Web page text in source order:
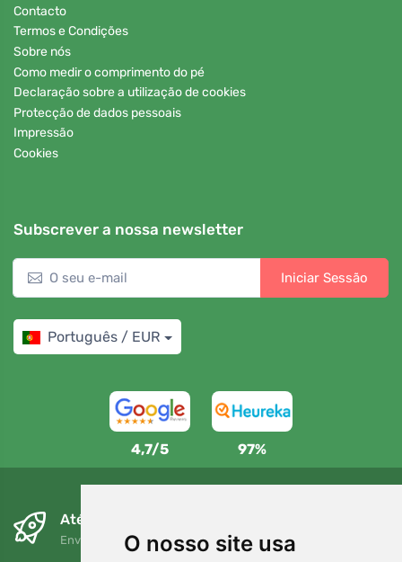
O nosso site usa
Contacto
Termos e Condições
Sobre nós
Como medir o comprimento do pé
Declaração sobre a utilização de cookies
Protecção de dados pessoais
Impressão
Cookies
Subscrever a nossa newsletter
Iniciar Sessão
Português / EUR
4,7/5 97%
Até ao dia seguinte e sem custos
Envio gratuito para encomendas superiores a 80 EUR